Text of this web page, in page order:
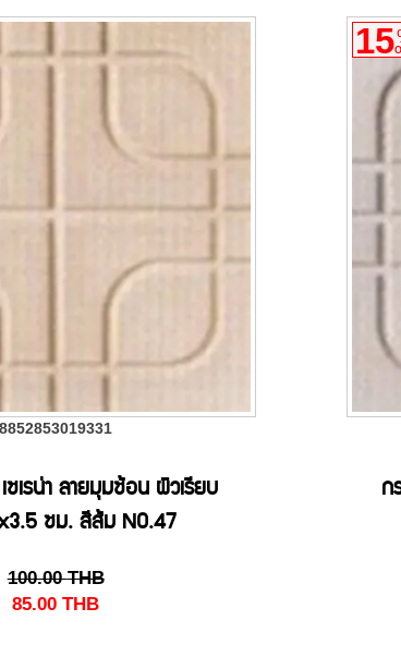
8852853019331
ซเรน่า ลายมุมซ้อน ผิวเรียบ
ซม. สีส้ม NO.47
100.00 THB
85.00THB
15
ก